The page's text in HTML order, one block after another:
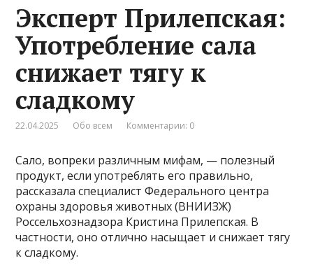
Эксперт Прилепская:
Употребление сала
снижает тягу к
сладкому
22.04.2025 Обо всем Комментарии: 0
Сало, вопреки различным мифам, — полезный
продукт, если употреблять его правильно,
рассказала специалист Федерального центра
охраны здоровья животных (ВНИИЗЖ)
Россельхознадзора Кристина Прилепская. В
частности, оно отлично насыщает и снижает тягу
к сладкому.